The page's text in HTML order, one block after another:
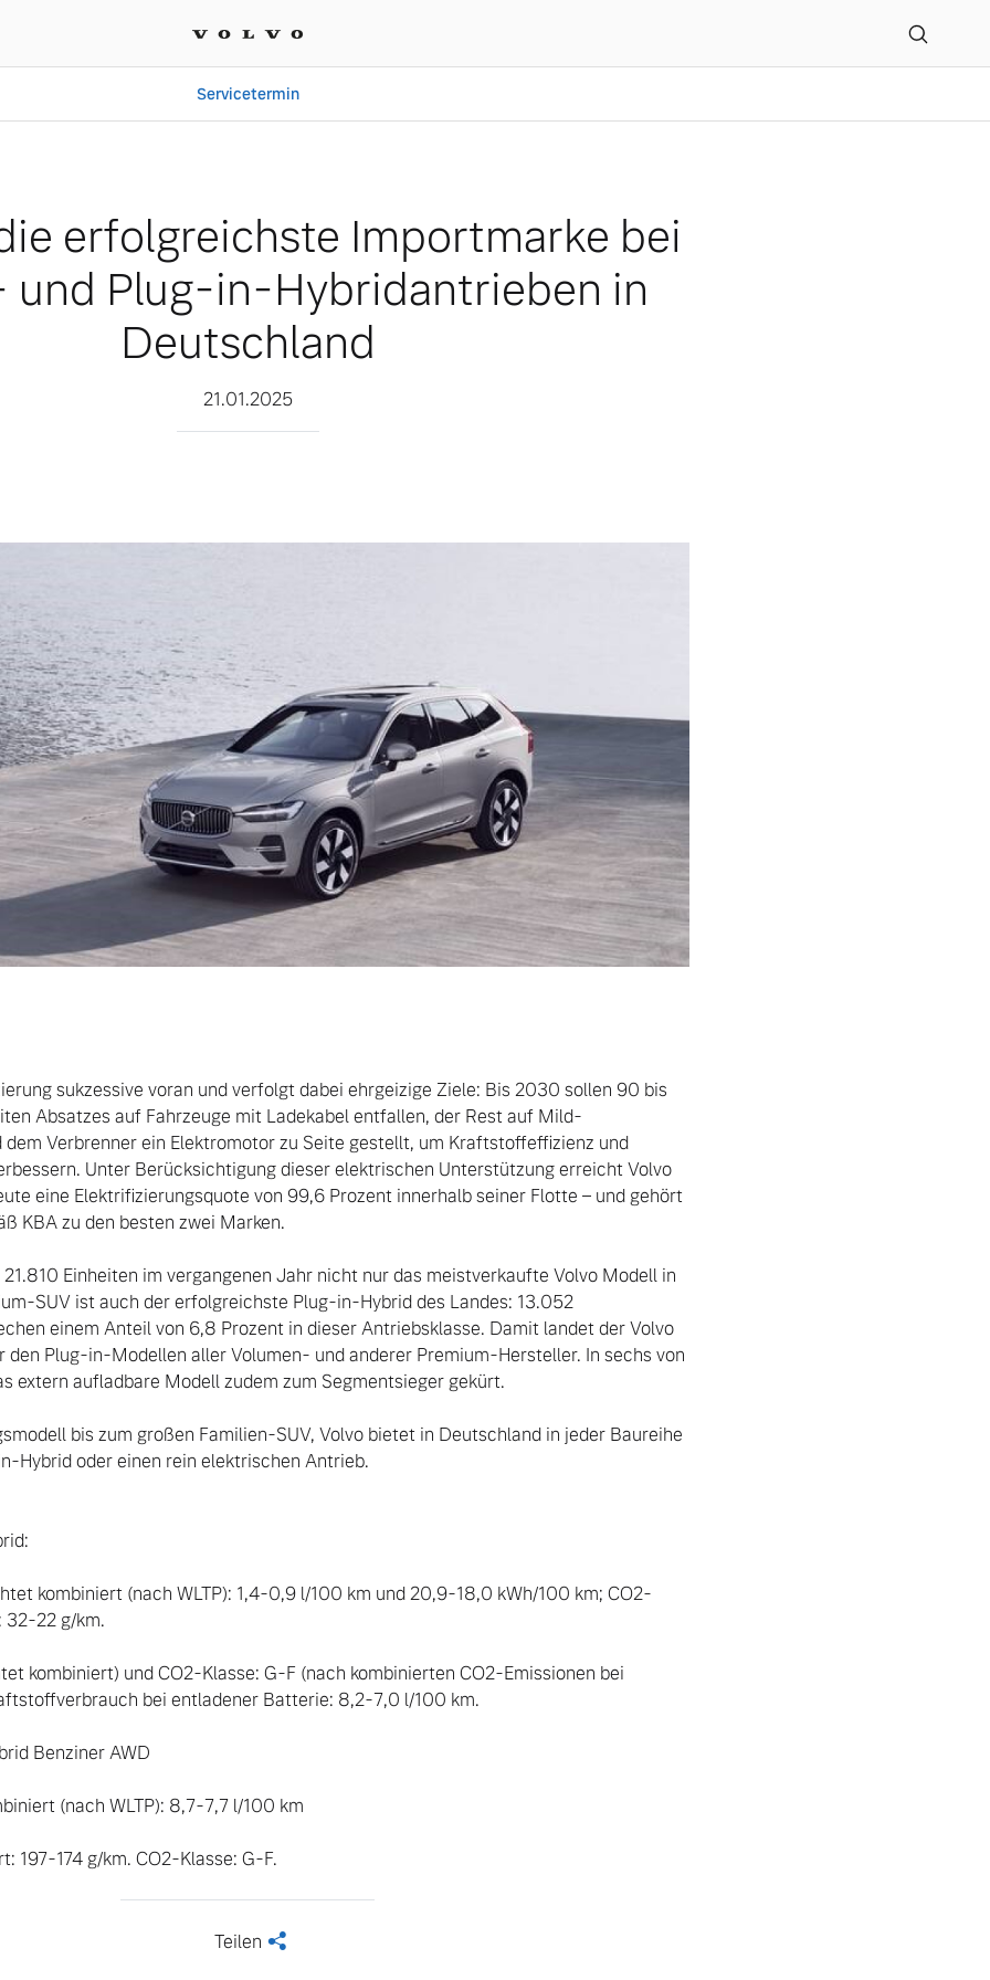
Servicetermin
erfolgreichste Importmarke bei
und Plug-in-Hybridantrieben in
Deutschland
21.01.2025
sukzessive voran und verfolgt dabei ehrgeizige Ziele: Bis 2030 sollen 90 bis
Absatzes auf Fahrzeuge mit Ladekabel entfallen, der Rest auf Mild-
dem Verbrenner ein Elektromotor zu Seite gestellt, um Kraftstoffeffizienz und
Unter Berücksichtigung dieser elektrischen Unterstützung erreicht Volvo
eine Elektrifizierungsquote von 99,6 Prozent innerhalb seiner Flotte – und gehört
KBA zu den besten zwei Marken.
Einheiten im vergangenen Jahr nicht nur das meistverkaufte Volvo Modell in
SUV ist auch der erfolgreichste Plug-in-Hybrid des Landes: 13.052
einem Anteil von 6,8 Prozent in dieser Antriebsklasse. Damit landet der Volvo
Plug-in-Modellen aller Volumen- und anderer Premium-Hersteller. In sechs von
extern aufladbare Modell zudem zum Segmentsieger gekürt.
bis zum großen Familien-SUV, Volvo bietet in Deutschland in jeder Baureihe
Hybrid oder einen rein elektrischen Antrieb.
kombiniert (nach WLTP): 1,4-0,9 l/100 km und 20,9-18,0 kWh/100 km; CO2-
32-22 g/km.
kombiniert) und CO2-Klasse: G-F (nach kombinierten CO2-Emissionen bei
bei entladener Batterie: 8,2-7,0 l/100 km.
Benziner AWD
(nach WLTP): 8,7-7,7 l/100 km
197-174 g/km. CO2-Klasse: G-F.
Teilen <